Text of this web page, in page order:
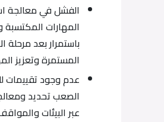
الفشل في معالجة
المهارات
باستمرار بعد
المستمرة وتعزيز
عدم وجود تقييمات
الصعب تحديد
عبر البيئات